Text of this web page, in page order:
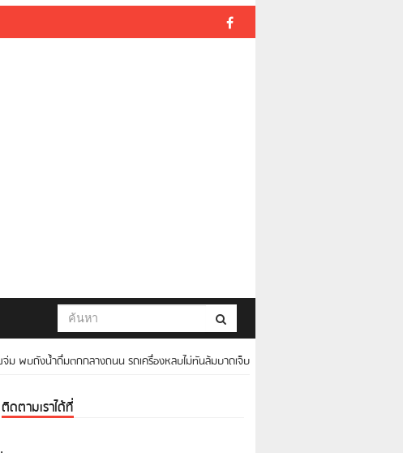
จ่ม พบถังน้ำดื่มตกกลางถนน รถเครื่องหลบไม่ทันล้มบาดเจ็บ
ติดตามเราได้ที่